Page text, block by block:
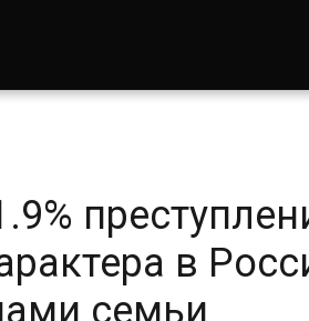
в
семьи